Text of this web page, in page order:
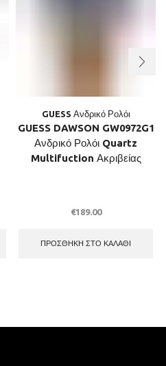
GUESS Ανδρικό Ρολόι
GUESS DAWSON GW0972G1
Ανδρικό Ρολόι Quartz
Multifuction Ακριβείας
€189.00
ΠΡΟΣΘΉΚΗ ΣΤΟ ΚΑΛΆΘΙ